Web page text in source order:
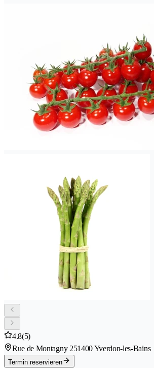
4.8(5)
Rue de Montagny 251400 Yverdon-les-Bains
Termin reservieren